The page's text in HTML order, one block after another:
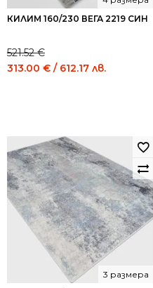
КИЛИМ 160/230 ВЕГА 2219 СИН
521.52€
Original
1,020.00
лв..
313.00 € / 612.17 лв.
612.17
лв..
3 размера